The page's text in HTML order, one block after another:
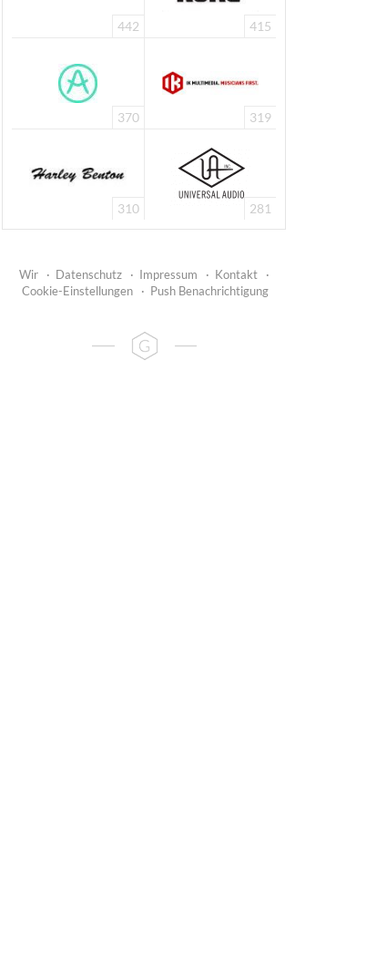
442 415
370 319
310 281
Wir · Datenschutz · Impressum · Kontakt
·
Cookie-Einstellungen
· Push Benachrichtigung